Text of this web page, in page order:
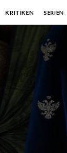
KRITIKEN SERIEN